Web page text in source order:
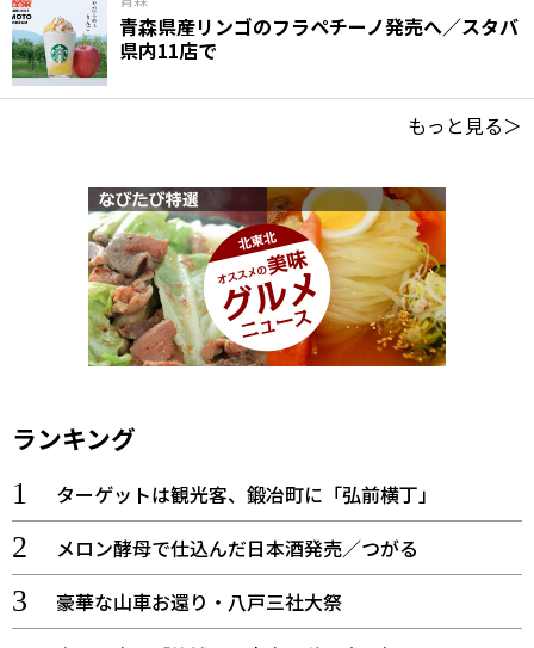
青森県産リンゴのフラペチーノ発売へ／スタバ
県内11店で
もっと見る＞
ランキング
ターゲットは観光客、鍛冶町に「弘前横丁」
メロン酵母で仕込んだ日本酒発売／つがる
豪華な山車お還り・八戸三社大祭